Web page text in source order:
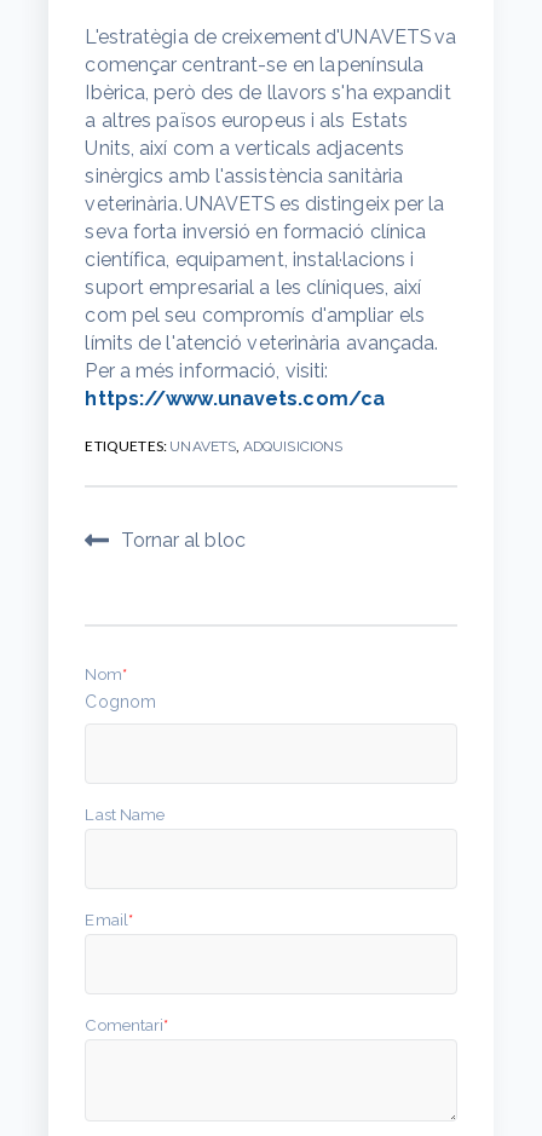
L'estratègia de creixement d'UNAVETS va
començar centrant-se en la península
Ibèrica, però des de llavors s'ha expandit
a altres països europeus i als Estats
Units, així com a verticals adjacents
sinèrgics amb l'assistència sanitària
veterinària. UNAVETS es distingeix per la
seva forta inversió en formació clínica
científica, equipament, instal·lacions i
suport empresarial a les clíniques, així
com pel seu compromís d'ampliar els
límits de l'atenció veterinària avançada.
Per a més informació, visiti:
https://www.unavets.com/ca
ETIQUETES: UNAVETS ADQUISICIONS
Tornar al bloc
Nom*
Cognom
Last Name
Email *
Comentari*